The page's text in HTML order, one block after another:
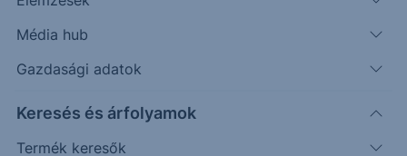
Média hub
Gazdasági adatok
Keresés és árfolyamok
Termék keresők
PODCAST
|2025. december 10. 17:05
Az elmúlt hetekben jelentősen emelkedett az